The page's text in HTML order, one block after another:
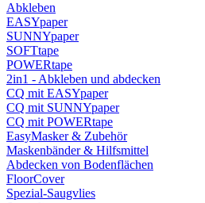
Abkleben
EASYpaper
SUNNYpaper
SOFTtape
POWERtape
2in1 - Abkleben und abdecken
CQ mit EASYpaper
CQ mit SUNNYpaper
CQ mit POWERtape
EasyMasker & Zubehör
Maskenbänder & Hilfsmittel
Abdecken von Bodenflächen
FloorCover
Spezial-Saugvlies